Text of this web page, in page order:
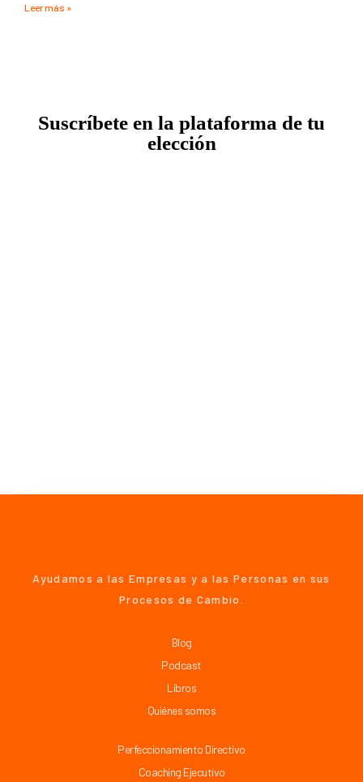
Leer más »
Suscríbete en la plataforma de tu
elección
Ayudamos a las Empresas y a las Personas en sus
Procesos de Cambio.
Blog
Podcast
Libros
Quiénes somos
Perfeccionamiento Directivo
Coaching Ejecutivo